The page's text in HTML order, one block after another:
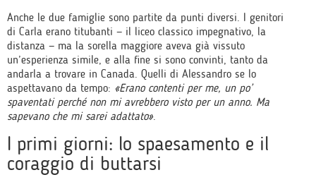
Anche le due famiglie sono partite da punti diversi. I genitori
di Carla erano titubanti — il liceo classico impegnativo, la
distanza — ma la sorella maggiore aveva già vissuto
un’esperienza simile, e alla fine si sono convinti, tanto da
andarla a trovare in Canada. Quelli di Alessandro se lo
aspettavano da tempo: «Erano contenti per me, un po’
spaventati perché non mi avrebbero visto per un anno. Ma
sapevano che mi sarei adattato».
I primi giorni: lo spaesamento e il
coraggio di buttarsi